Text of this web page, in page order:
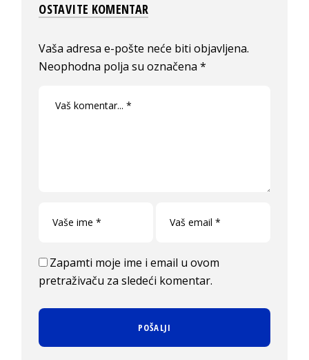
OSTAVITE KOMENTAR
Vaša adresa e-pošte neće biti objavljena.
Neophodna polja su označena*
Zapamti moje ime i email u ovom
pretraživaču za sledeći komentar.